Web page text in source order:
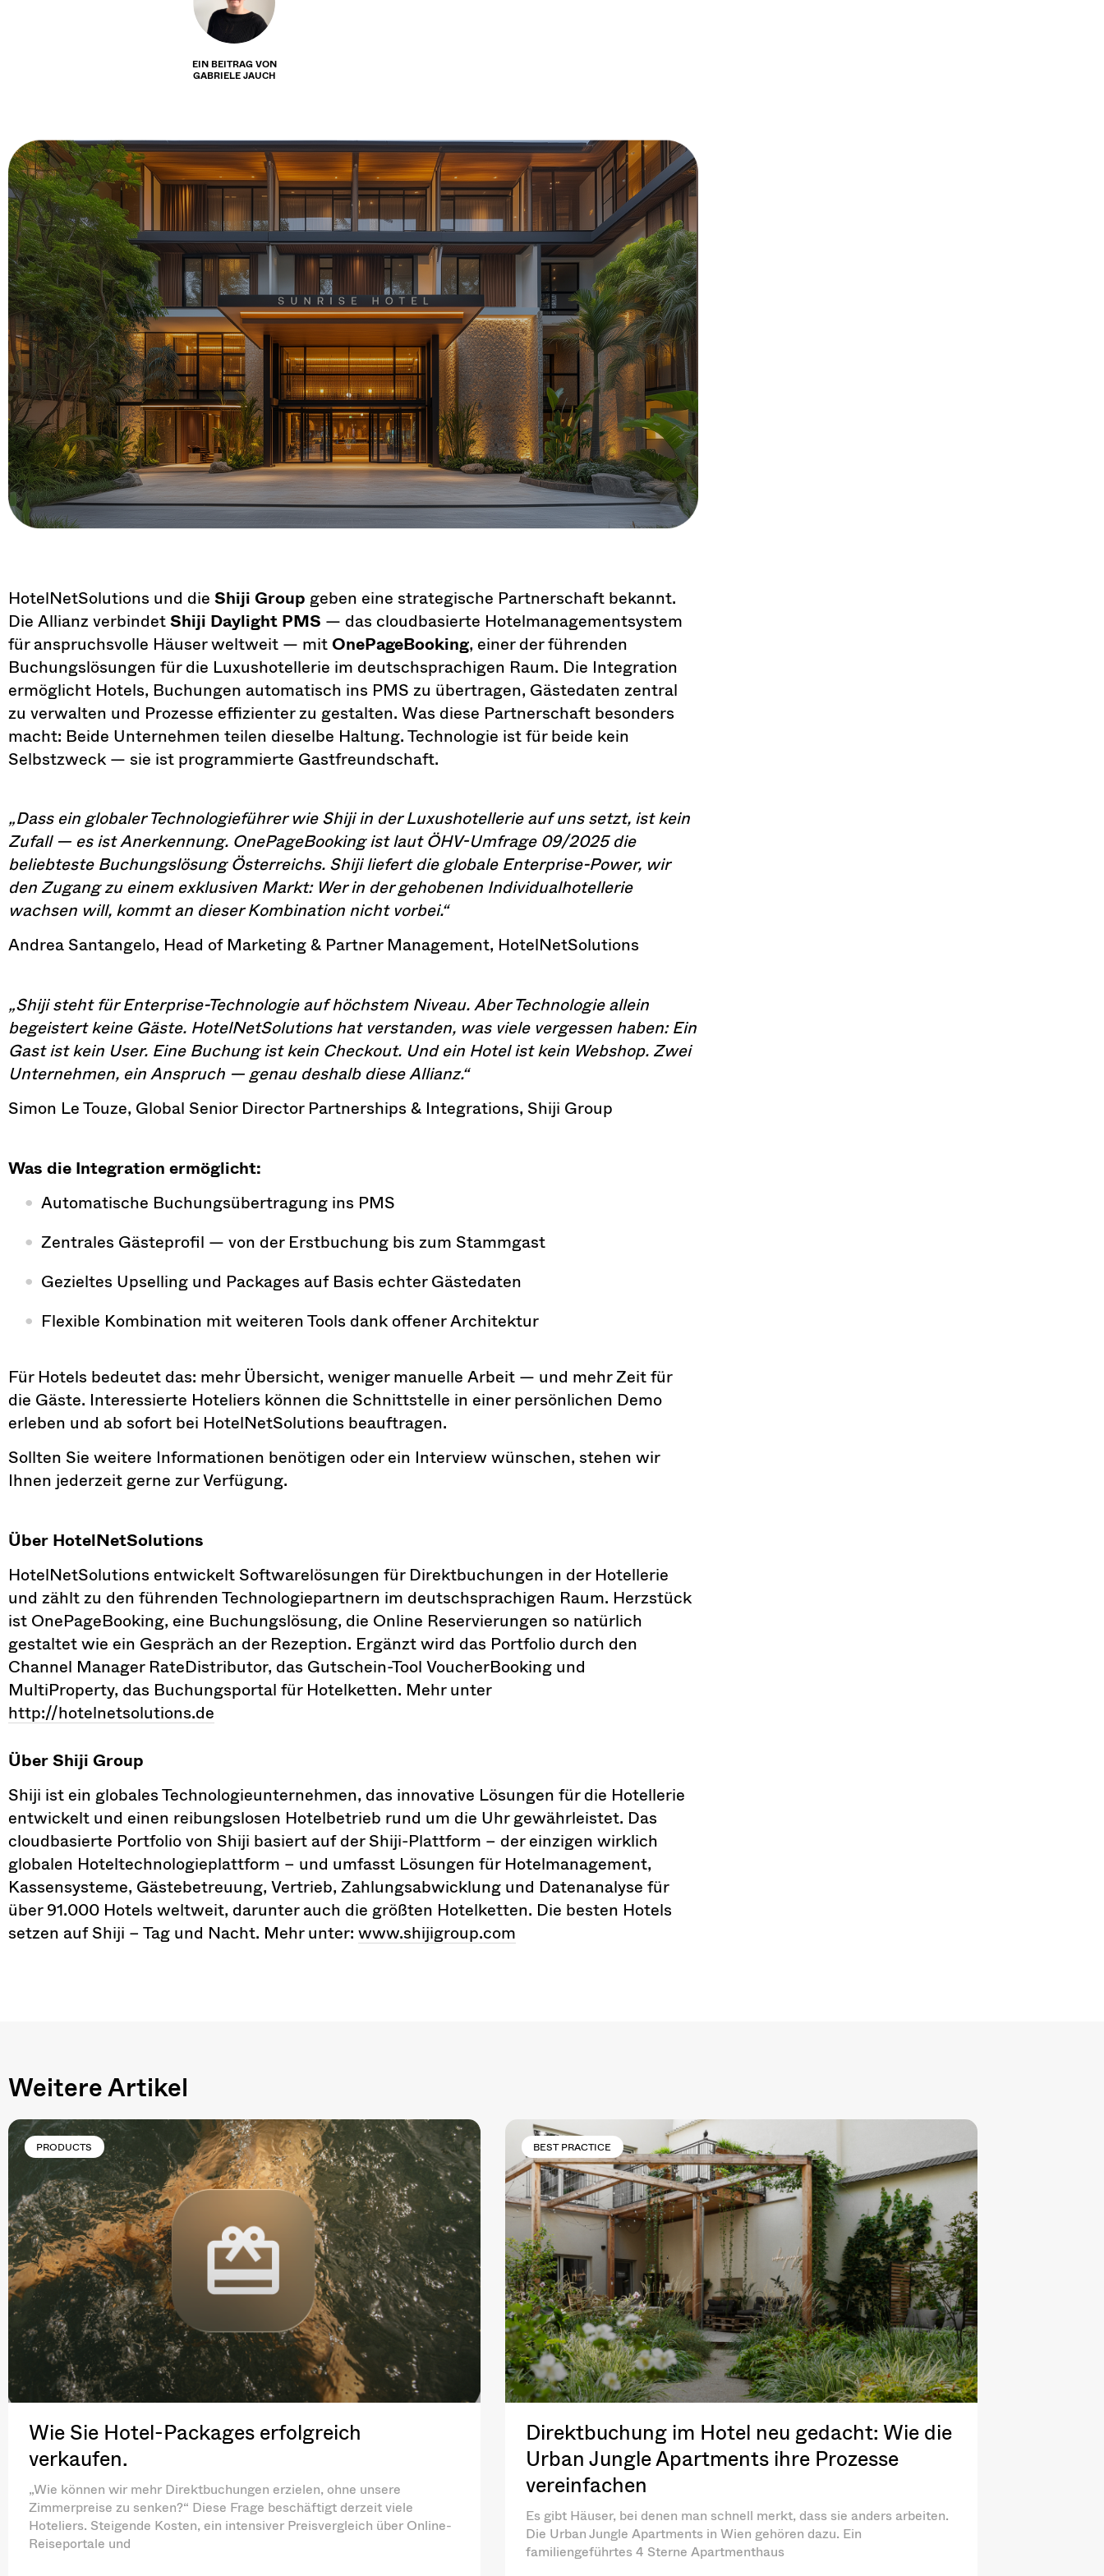
EIN BEITRAG VON
GABRIELE JAUCH
HotelNetSolutions und dieShiji Group geben eine strategische Partnerschaft bekannt.
Die Allianz verbindetShiji Daylight PMS — das cloudbasierte Hotelmanagementsystem
für anspruchsvolle Häuser weltweit — mitOnePageBooking, einer der führenden
Buchungslösungen für die Luxushotellerie im deutschsprachigen Raum. Die Integration
ermöglicht Hotels, Buchungen automatisch ins PMS zu übertragen, Gästedaten zentral
zu verwalten und Prozesse effizienter zu gestalten. Was diese Partnerschaft besonders
macht: Beide Unternehmen teilen dieselbe Haltung. Technologie ist für beide kein
Selbstzweck — sie ist programmierte Gastfreundschaft.
„Dass ein globaler Technologieführer wie Shiji in der Luxushotellerie auf uns setzt, ist kein
Zufall — es ist Anerkennung. OnePageBooking ist laut ÖHV-Umfrage 09/2025 die
beliebteste Buchungslösung Österreichs. Shiji liefert die globale Enterprise-Power, wir
den Zugang zu einem exklusiven Markt: Wer in der gehobenen Individualhotellerie
wachsen will, kommt an dieser Kombination nicht vorbei.“
Andrea Santangelo, Head of Marketing & Partner Management, HotelNetSolutions
„Shiji steht für Enterprise-Technologie auf höchstem Niveau. Aber Technologie allein
begeistert keine Gäste. HotelNetSolutions hat verstanden, was viele vergessen haben: Ein
Gast ist kein User. Eine Buchung ist kein Checkout. Und ein Hotel ist kein Webshop. Zwei
Unternehmen, ein Anspruch — genau deshalb diese Allianz.“
Simon Le Touze, Global Senior Director Partnerships & Integrations, Shiji Group
Was die Integration ermöglicht:
Automatische Buchungsübertragung ins PMS
Zentrales Gästeprofil — von der Erstbuchung bis zum Stammgast
Gezieltes Upselling und Packages auf Basis echter Gästedaten
Flexible Kombination mit weiteren Tools dank offener Architektur
Für Hotels bedeutet das: mehr Übersicht, weniger manuelle Arbeit — und mehr Zeit für
die Gäste. Interessierte Hoteliers können die Schnittstelle in einer persönlichen Demo
erleben und ab sofort bei HotelNetSolutions beauftragen.
Sollten Sie weitere Informationen benötigen oder ein Interview wünschen, stehen wir
Ihnen jederzeit gerne zur Verfügung.
Über HotelNetSolutions
HotelNetSolutions entwickelt Softwarelösungen für Direktbuchungen in der Hotellerie
und zählt zu den führenden Technologiepartnern im deutschsprachigen Raum. Herzstück
ist OnePageBooking, eine Buchungslösung, die Online Reservierungen so natürlich
gestaltet wie ein Gespräch an der Rezeption. Ergänzt wird das Portfolio durch den
Channel Manager RateDistributor, das Gutschein-Tool VoucherBooking und
MultiProperty, das Buchungsportal für Hotelketten. Mehr unter
http://hotelnetsolutions.de
Über Shiji Group
Shiji ist ein globales Technologieunternehmen, das innovative Lösungen für die Hotellerie
entwickelt und einen reibungslosen Hotelbetrieb rund um die Uhr gewährleistet. Das
cloudbasierte Portfolio von Shiji basiert auf der Shiji-Plattform – der einzigen wirklich
globalen Hoteltechnologieplattform – und umfasst Lösungen für Hotelmanagement,
Kassensysteme, Gästebetreuung, Vertrieb, Zahlungsabwicklung und Datenanalyse für
über 91.000 Hotels weltweit, darunter auch die größten Hotelketten. Die besten Hotels
setzen auf Shiji – Tag und Nacht. Mehr unter:www.shijigroup.com
Weitere Artikel
PRODUCTS
Wie Sie Hotel-Packages erfolgreich
verkaufen.
„Wie können wir mehr Direktbuchungen erzielen, ohne unsere
Zimmerpreise zu senken?“ Diese Frage beschäftigt derzeit viele
Hoteliers. Steigende Kosten, ein intensiver Preisvergleich über Online-
Reiseportale und
BEST PRACTICE
Direktbuchung im Hotel neu gedacht: Wie die
Urban Jungle Apartments ihre Prozesse
vereinfachen
Es gibt Häuser, bei denen man schnell merkt, dass sie anders arbeiten.
Die Urban Jungle Apartments in Wien gehören dazu. Ein
familiengeführtes 4 Sterne Apartmenthaus